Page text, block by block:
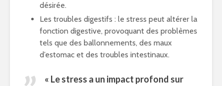
désirée.
Les troubles digestifs : le stress peut altérer la
fonction digestive, provoquant des problèmes
tels que des ballonnements, des maux
d’estomac et des troubles intestinaux.
« Le stress a un impact profond sur